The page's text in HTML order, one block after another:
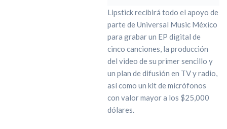
Lipstick recibirá todo el apoyo de
parte de Universal Music México
para grabar un EP digital de
cinco canciones, la producción
del video de su primer sencillo y
un plan de difusión en TV y radio,
así como un kit de micrófonos
con valor mayor a los $25,000
dólares.